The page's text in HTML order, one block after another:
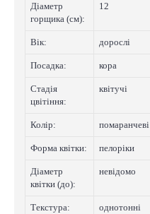
Діаметр
горщика (см):
12
Вік: дорослі
Посадка: кора
Стадія
цвітіння:
квітучі
Колip: помаранчеві
Форма квітки: пелоріки
Діаметр
квітки (до):
невідомо
Текстура: однотонні